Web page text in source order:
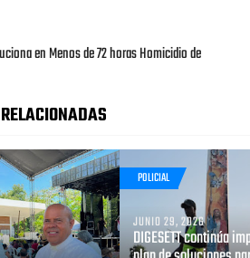
en Menos de 72 horas Homicidio de
POLICIAL
JUNIO 29, 2026
DIGESETT continúa